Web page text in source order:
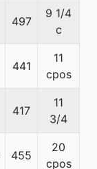
497
9 1/4
c
441
11
cpos
417
11
3/4
455
20
cpos